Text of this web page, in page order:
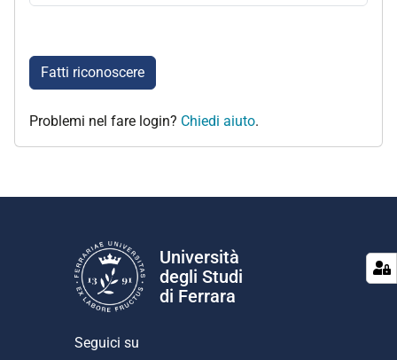
Fatti riconoscere
Problemi nel fare login? Chiedi aiuto.
Università
degli Studi
di Ferrara
Seguici su